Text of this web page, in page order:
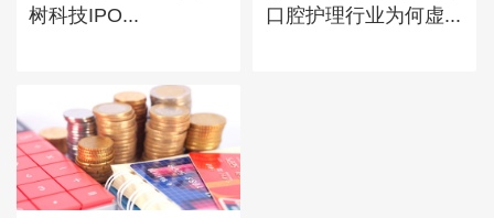
树科技IPO...
口腔护理行业为何虚...